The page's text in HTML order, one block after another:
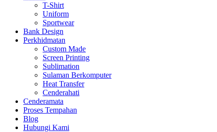
T-Shirt
Uniform
Sportwear
Bank Design
Perkhidmatan
Custom Made
Screen Printing
Sublimation
Sulaman Berkomputer
Heat Transfer
Cenderahati
Cenderamata
Proses Tempahan
Blog
Hubungi Kami